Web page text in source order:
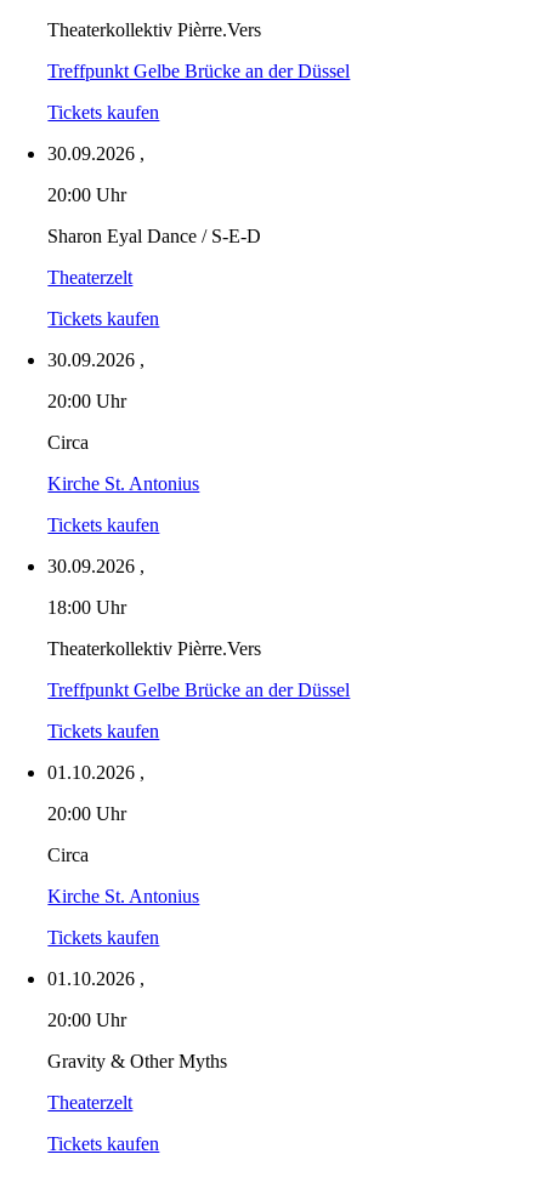
Theaterkollektiv Pièrre.Vers
Treffpunkt Gelbe Brücke an der Düssel
Tickets kaufen
30.09.2026 ,
20:00 Uhr
Sharon Eyal Dance / S-E-D
Theaterzelt
Tickets kaufen
30.09.2026 ,
20:00 Uhr
Circa
Kirche St. Antonius
Tickets kaufen
30.09.2026 ,
18:00 Uhr
Theaterkollektiv Pièrre.Vers
Treffpunkt Gelbe Brücke an der Düssel
Tickets kaufen
01.10.2026 ,
20:00 Uhr
Circa
Kirche St. Antonius
Tickets kaufen
01.10.2026 ,
20:00 Uhr
Gravity & Other Myths
Theaterzelt
Tickets kaufen